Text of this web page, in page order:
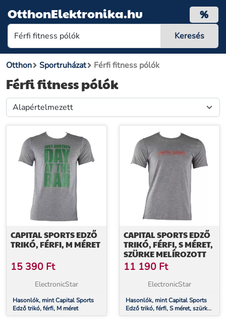
OtthonElektronika.hu %
Otthon Sportruházat Férfi fitness pólók
Férfi fitness pólók
CAPITAL SPORTS EDZŐ
TRIKÓ, FÉRFI, M MÉRET
15 390 Ft
ElectronicStar
Hasonlók, mint Capital Sports
Edző trikó, férfi, M méret
CAPITAL SPORTS EDZŐ
TRIKÓ, FÉRFI, S MÉRET,
SZÜRKE MELÍROZOTT
11 190 Ft
ElectronicStar
Hasonlók, mint Capital Sports
Edző trikó, férfi, S méret, szürke
melírozott